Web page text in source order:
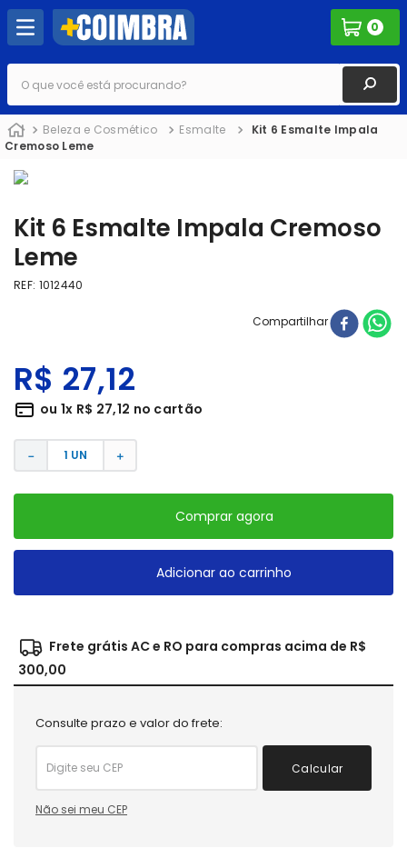
0
O que você está procurando?
Beleza e Cosmético Esmalte
Kit 6 Esmalte Impala
Cremoso Leme
Kit 6 Esmalte Impala Cremoso
Leme
REF: 1012440
Compartilhar
R$ 27,12
ou 1x R$ 27,12 no cartão
＋
－
Comprar agora
Adicionar ao carrinho
Frete grátis AC e RO para compras acima de R$
300,00
Consulte prazo e valor do frete:
Calcular
Não sei meu CEP